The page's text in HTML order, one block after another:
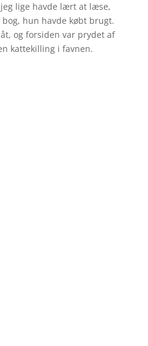
lige havde lært at læse,
hun havde købt brugt.
og forsiden var prydet af
kattekilling i favnen.